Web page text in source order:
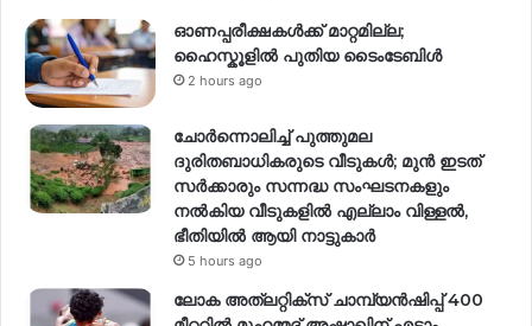
ഓണപ്പരീക്ഷകൾക്ക് മാറ്റമില്ല;
ഹൈസ്കൂളിൽ പുതിയ ടൈംടേബിൾ
2 hours ago
ചോർന്നൊലിച്ച് പുത്തുമല
ദുരിതബാധികരുടെ വീടുകൾ; മുൻ ഇടത്
സർക്കാരും സന്നദ്ധ സംഘടനകളും
നൽകിയ വീടുകളിൽ എല്ലാം വിള്ളൽ,
ഭീതിയിൽ ആയി നാട്ടുകാർ
5 hours ago
ലോക അത്‌ലറ്റിക്‌സ് ചാമ്പ്യൻഷിപ്പ് 400